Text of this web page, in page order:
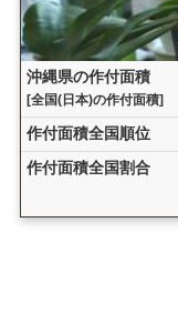
沖縄県の作付面積
[全国(日本)の作付面積]
作付面積全国順位
作付面積全国割合